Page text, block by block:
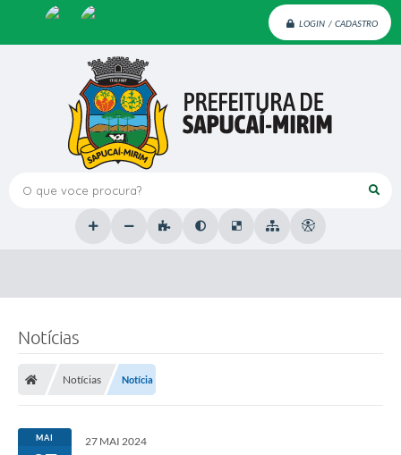
LOGIN / CADASTRO
O que voce procura?
Notícias
Notícias Notícia
MAI 27 MAI 2024